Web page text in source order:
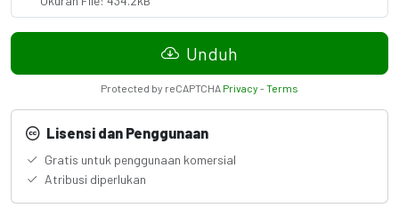
Unduh
Protected by reCAPTCHA Privacy -Terms
Lisensi dan Penggunaan
Gratis untuk penggunaan komersial
Atribusi diperlukan